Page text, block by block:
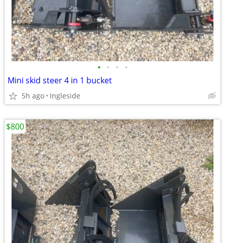
• • • •
Mini skid steer 4 in 1 bucket
5h ago Ingleside
$800